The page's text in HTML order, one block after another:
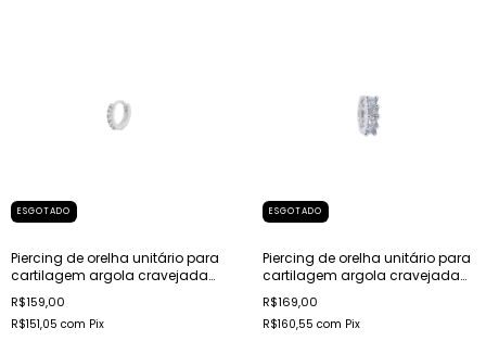
ESGOTADO
Piercing de orelha unitário para
cartilagem argola cravejada
em aço
R$159,00
R$151,05 com Pix
ESGOTADO
Piercing de orelha unitário para
cartilagem argola cravejada
em aço
R$169,00
R$160,55 com Pix